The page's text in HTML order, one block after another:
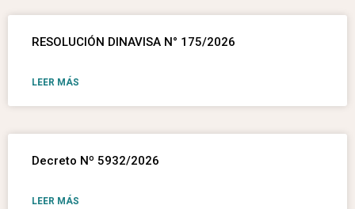
RESOLUCIÓN DINAVISA N° 175/2026
LEER MÁS
Decreto Nº 5932/2026
LEER MÁS